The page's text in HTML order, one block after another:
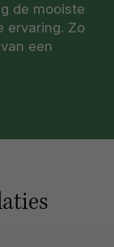
de mooiste
ervaring. Zo
een